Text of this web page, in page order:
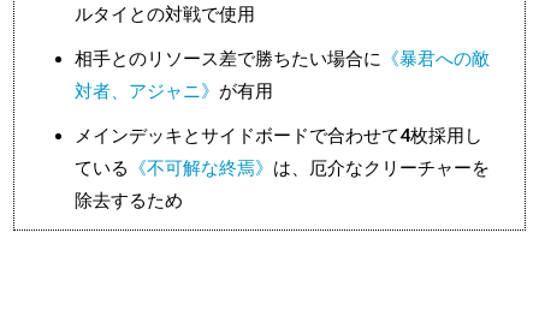
ルタイとの対戦で使用
相手とのリソース差で勝ちたい場合に 《暴君への敵
対者、アジャニ》 が有用
メインデッキとサイドボードで合わせて4枚採用し
ている 《不可解な終焉》 は、厄介なクリーチャーを
除去するため